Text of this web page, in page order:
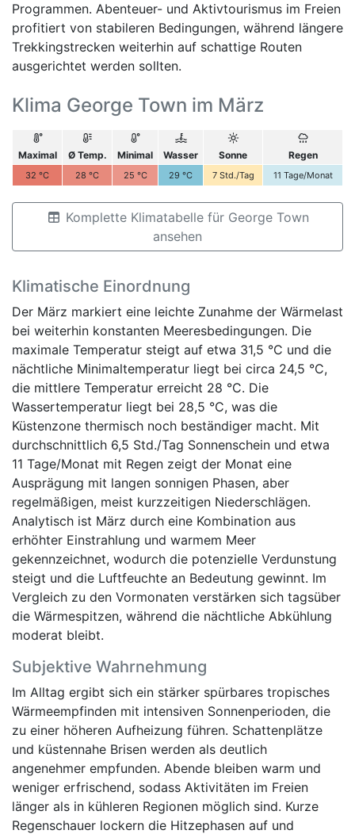
Programmen. Abenteuer- und Aktivtourismus im Freien
profitiert von stabileren Bedingungen, während längere
Trekkingstrecken weiterhin auf schattige Routen
ausgerichtet werden sollten.
Klima George Town im März
Maximal Ø Temp. Minimal Wasser Sonne Regen
32 °C 28 °C 25 °C 29 °C 7 Std./Tag 11 Tage/Monat
Komplette Klimatabelle für George Town
ansehen
Klimatische Einordnung
Der März markiert eine leichte Zunahme der Wärmelast
bei weiterhin konstanten Meeresbedingungen. Die
maximale Temperatur steigt auf etwa 31,5 °C und die
nächtliche Minimaltemperatur liegt bei circa 24,5 °C,
die mittlere Temperatur erreicht 28 °C. Die
Wassertemperatur liegt bei 28,5 °C, was die
Küstenzone thermisch noch beständiger macht. Mit
durchschnittlich 6,5 Std./Tag Sonnenschein und etwa
11 Tage/Monat mit Regen zeigt der Monat eine
Ausprägung mit langen sonnigen Phasen, aber
regelmäßigen, meist kurzzeitigen Niederschlägen.
Analytisch ist März durch eine Kombination aus
erhöhter Einstrahlung und warmem Meer
gekennzeichnet, wodurch die potenzielle Verdunstung
steigt und die Luftfeuchte an Bedeutung gewinnt. Im
Vergleich zu den Vormonaten verstärken sich tagsüber
die Wärmespitzen, während die nächtliche Abkühlung
moderat bleibt.
Subjektive Wahrnehmung
Im Alltag ergibt sich ein stärker spürbares tropisches
Wärmeempfinden mit intensiven Sonnenperioden, die
zu einer höheren Aufheizung führen. Schattenplätze
und küstennahe Brisen werden als deutlich
angenehmer empfunden. Abende bleiben warm und
weniger erfrischend, sodass Aktivitäten im Freien
länger als in kühleren Regionen möglich sind. Kurze
Regenschauer lockern die Hitzephasen auf und